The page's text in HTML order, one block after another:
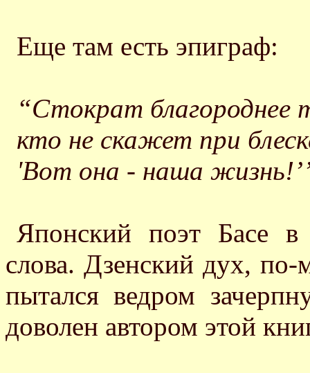
Еще там есть эпиграф:
“Стократ благороднее
кто не скажет при
'Вот она - наша
Японский поэт Басе в
слова. Дзенский дух,
пытался ведром
доволен автором этой